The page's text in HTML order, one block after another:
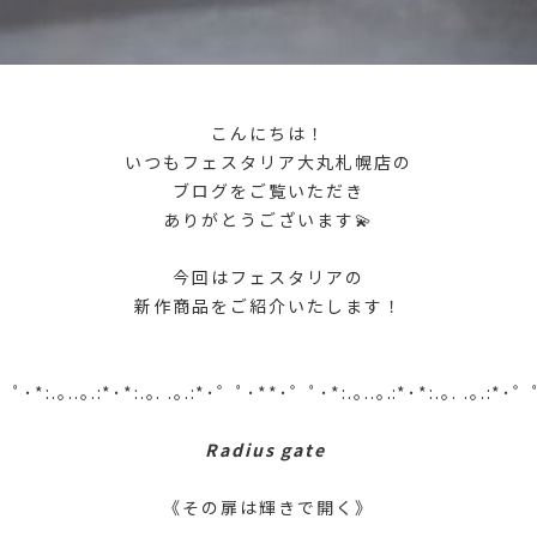
こんにちは！
いつもフェスタリア大丸札幌店の
ブログをご覧いただき
ありがとうございます💫
今回はフェスタリアの
新作商品をご紹介いたします！
ﾟ･*:.｡..｡.:*･*:.｡. .｡.:*･゜ﾟ･**･゜ﾟ･*:.｡..｡.:*･*:.｡. .｡.:*･
Radius gate
《その扉は輝きで開く》